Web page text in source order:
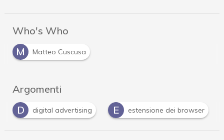
Who's Who
M
Matteo Cuscusa
Argomenti
D
digital advertising E estensione dei browser